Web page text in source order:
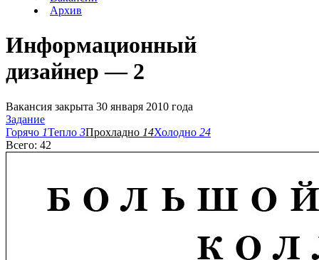
Архив
Информационный
дизайнер — 2
Вакансия закрыта 30 января 2010 года
Задание
Горячо 1Тепло 3Прохладно 14Холодно 24
Всего: 42